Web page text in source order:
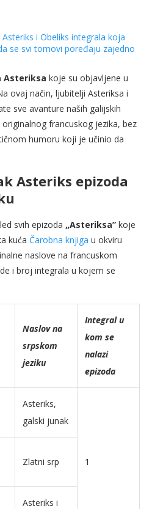
Asteriksa koje su objavljene u
ovaj način, ljubitelji Asteriksa i
sve avanture naših galijskih
francuskog jezika, bez
humoru koji je učinio da
Asteriks epizoda
svih epizoda „Asteriksa” koje
kuća Čarobna knjiga u okviru
naslove na francuskom
i broj integrala u kojem se
Naslov na
srpskom
jeziku
Integral u
kom se
nalazi
epizoda
Asteriks,
galski junak
1
Zlatni srp
Asteriks i